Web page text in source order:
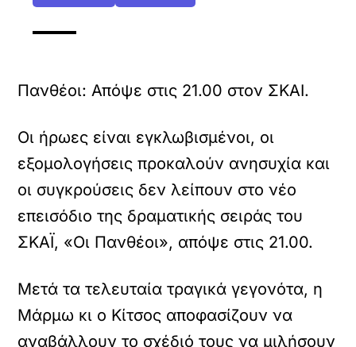
Πανθέοι: Απόψε στις 21.00 στον ΣΚΑΙ.
Οι ήρωες είναι εγκλωβισμένοι, οι
εξομολογήσεις προκαλούν ανησυχία και
οι συγκρούσεις δεν λείπουν στο νέο
επεισόδιο της δραματικής σειράς του
ΣΚΑΪ, «Οι Πανθέοι», απόψε στις 21.00.
Μετά τα τελευταία τραγικά γεγονότα, η
Μάρμω κι ο Κίτσος αποφασίζουν να
αναβάλλουν το σχέδιό τους να μιλήσουν